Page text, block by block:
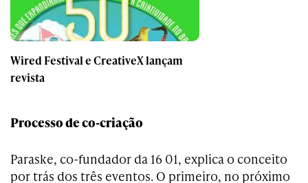
Wired Festival e CreativeX lançam
revista
Processo de co-criação
Paraske, co-fundador da 16 01, explica o conceito
por trás dos três eventos. O primeiro, no próximo